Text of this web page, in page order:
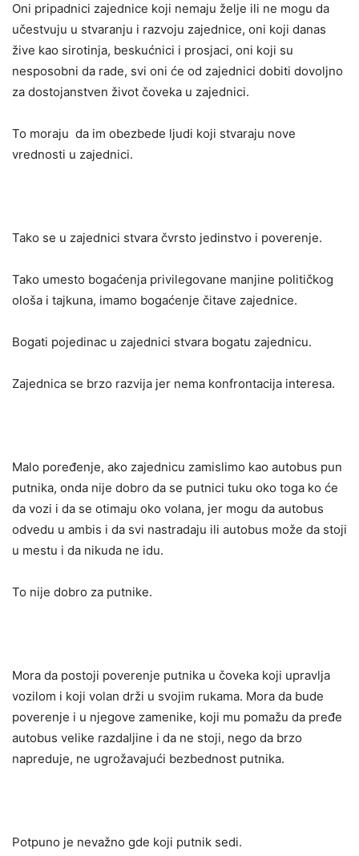
Oni pripadnici zajednice koji nemaju želje ili ne mogu da
učestvuju u stvaranju i razvoju zajednice, oni koji danas
žive kao sirotinja, beskućnici i prosjaci, oni koji su
nesposobni da rade, svi oni će od zajednici dobiti dovoljno
za dostojanstven život čoveka u zajednici.
To moraju da im obezbede ljudi koji stvaraju nove
vrednosti u zajednici.
Tako se u zajednici stvara čvrsto jedinstvo i poverenje.
Tako umesto bogaćenja privilegovane manjine političkog
ološa i tajkuna, imamo bogaćenje čitave zajednice.
Bogati pojedinac u zajednici stvara bogatu zajednicu.
Zajednica se brzo razvija jer nema konfrontacija interesa.
Malo poređenje, ako zajednicu zamislimo kao autobus pun
putnika, onda nije dobro da se putnici tuku oko toga ko će
da vozi i da se otimaju oko volana, jer mogu da autobus
odvedu u ambis i da svi nastradaju ili autobus može da stoji
u mestu i da nikuda ne idu.
To nije dobro za putnike.
Mora da postoji poverenje putnika u čoveka koji upravlja
vozilom i koji volan drži u svojim rukama. Mora da bude
poverenje i u njegove zamenike, koji mu pomažu da pređe
autobus velike razdaljine i da ne stoji, nego da brzo
napreduje, ne ugrožavajući bezbednost putnika.
Potpuno je nevažno gde koji putnik sedi.